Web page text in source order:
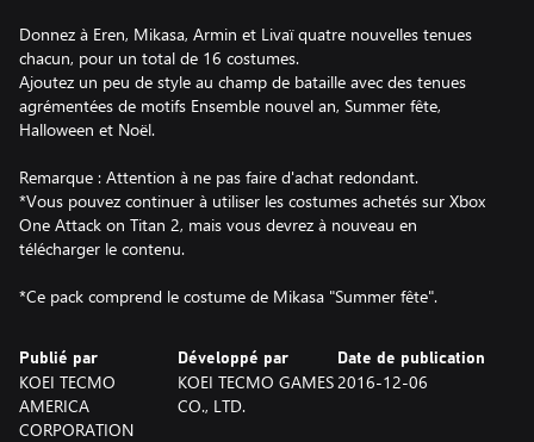
Donnez à Eren, Mikasa, Armin et Livaï quatre nouvelles tenues
chacun, pour un total de 16 costumes.
Ajoutez un peu de style au champ de bataille avec des tenues
agrémentées de motifs Ensemble nouvel an, Summer fête,
Halloween et Noël.
Remarque : Attention à ne pas faire d'achat redondant.
*Vous pouvez continuer à utiliser les costumes achetés sur Xbox
One Attack on Titan 2, mais vous devrez à nouveau en
télécharger le contenu.
*Ce pack comprend le costume de Mikasa "Summer fête".
Publié par
KOEI TECMO
AMERICA
CORPORATION
Développé par
KOEI TECMO GAMES
CO., LTD.
Date de publication
2016-12-06